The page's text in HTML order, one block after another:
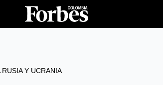
RUSIA Y UCRANIA